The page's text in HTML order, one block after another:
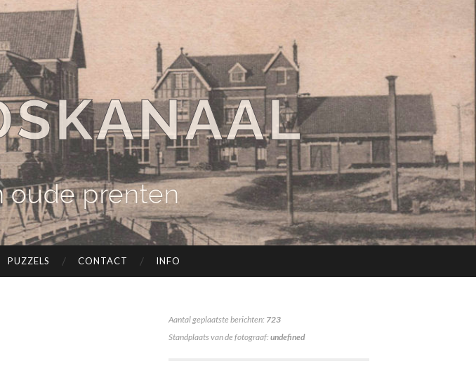
oude prenten
PUZZELS CONTACT INFO
Aantal geplaatste berichten: 723
Standplaats van de fotograaf:undefined